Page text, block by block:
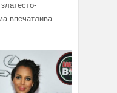
впечатлива